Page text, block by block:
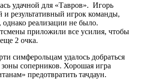
удачной для «Тавров». Игорь
результативный игрок команды,
однако реализации не было.
приложили все усилия, чтобы
2 очка.
симферольцам удалось добраться
соперников. Хорошая игра
предотвратить тачдаун.